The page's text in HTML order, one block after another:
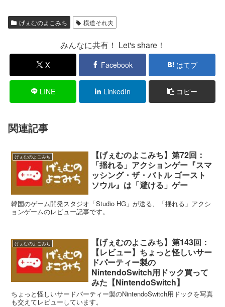
げぇむのよこみち 横道それ夫
みんなに共有！ Let's share！
X Facebook はてブ
LINE LinkedIn コピー
関連記事
げぇむのよこみち
【げぇむのよこみち】第72回：
「揺れる」アクションゲー『スマ
ッシング・ザ・バトル ゴースト
ソウル』は「避ける」ゲー
韓国のゲーム開発スタジオ「Studio HG」が送る、「揺れる」アクシ
ョンゲームのレビュー記事です。
げぇむのよこみち
【げぇむのよこみち】第143回：
【レビュー】ちょっと怪しいサー
ドパーティー製の
NintendoSwitch用ドック買って
みた【NintendoSwitch】
ちょっと怪しいサードパーティー製のNintendoSwitch用ドックを写真
も交えてレビューしています。